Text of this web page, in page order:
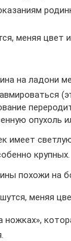
меняя цвет
на ладони
опухоль
имеет
крупных.
похожи на
меняя
ножках»,